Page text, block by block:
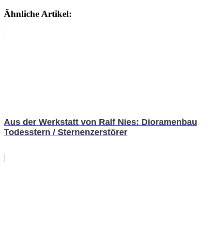
Ähnliche Artikel:
Aus der Werkstatt von Ralf Nies: Dioramenbau
Todesstern / Sternenzerstörer